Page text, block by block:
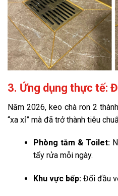
3. Ứng dụng thực tế:
Năm 2026, keo chà ron 2
“xa xỉ” mà đã trở thành tiêu
Phòng tắm & Toilet:
tẩy rửa mỗi ngày.
Khu vực bếp:Đối đầu